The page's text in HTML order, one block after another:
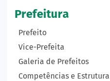
Prefeitura
Prefeito
Vice-Prefeita
Galeria de Prefeitos
Competências e